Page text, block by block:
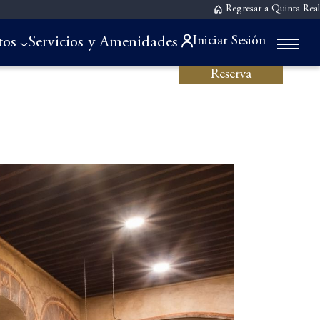
Regresar a Quinta Real
Servicios y Amenidades Iniciar Sesión
Reserva